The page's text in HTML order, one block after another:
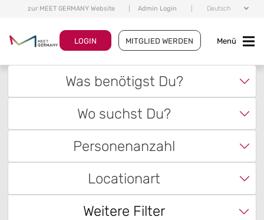
zur MEET GERMANY Website Admin Login Deutsch
LOGIN MITGLIED WERDEN Menü
Was benötigst Du?
Wo suchst Du?
Personenanzahl
Locationart
Weitere Filter